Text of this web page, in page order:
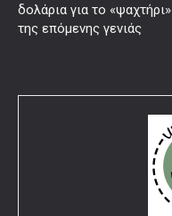
δολάρια για το «ψαχτήρι»
της επόμενης γενιάς